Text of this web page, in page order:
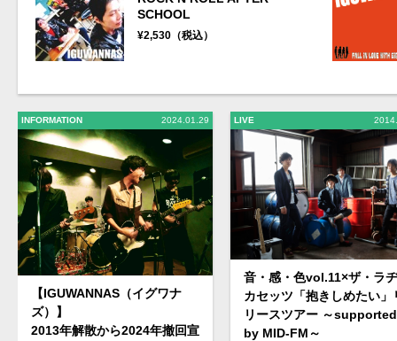
SCHOOL
¥2,530（税込）
INFORMATION 2024.01.29
【IGUWANNAS（イグワナ
ズ）】
2013年解散から2024年撤回宣
LIVE
音・感・色vol.11×ザ・ラ
カセッツ「抱きしめたい」
リースツアー ～supported
by MID-FM～